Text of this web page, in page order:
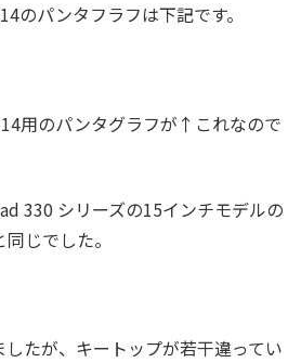
のパンタフラフは下記です。
用のパンタグラフが↑これなので
330 シリーズの15インチモデルの
じでした。
たが、キートップが若干違ってい